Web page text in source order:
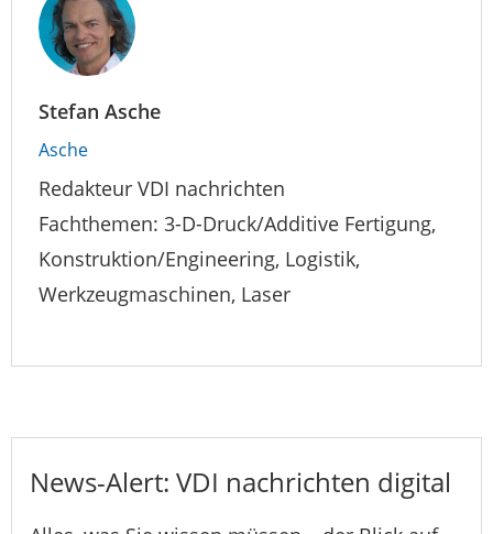
Stefan Asche
Asche
Redakteur VDI nachrichten
Fachthemen: 3-D-Druck/Additive Fertigung,
Konstruktion/Engineering, Logistik,
Werkzeugmaschinen, Laser
News-Alert: VDI nachrichten digital